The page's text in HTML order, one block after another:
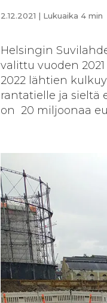
2.12.2021 | Lukuaika 4 min
Helsingin
valittu vuoden
2022 lähtien
rantatielle ja sieltä
on 20 miljoonaa